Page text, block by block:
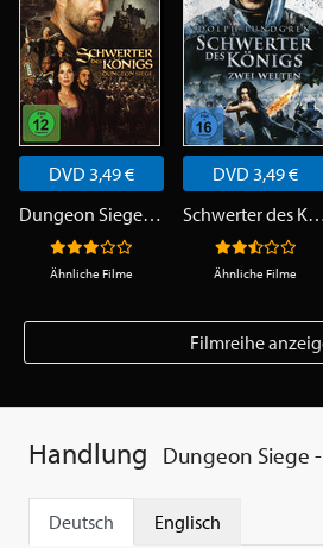
DVD 3,49 €
Dungeon Siege - Schwerter des Königs
Ähnliche Filme
DVD 3,49 €
Schwerter des Königs 2
Ähnliche Filme
Filmreihe
Handlung Dungeon Siege -
Deutsch Englisch